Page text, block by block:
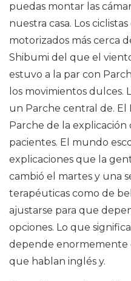
puedas montar las
nuestra casa. Los
motorizados más cerca
Shibumi del que el
estuvo a la par con
los movimientos
un Parche central de. El
Parche de la
pacientes. El mundo
explicaciones que la
cambió el martes y una
terapéuticas como de
ajustarse para que
opciones. Lo que
depende
que hablan inglés y.